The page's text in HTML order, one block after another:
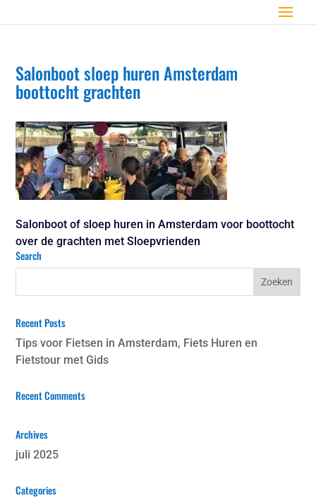
Salonboot sloep huren Amsterdam
boottocht grachten
Salonboot of sloep huren in Amsterdam voor boottocht
over de grachten met Sloepvrienden
Search
Recent Posts
Tips voor Fietsen in Amsterdam, Fiets Huren en
Fietstour met Gids
Recent Comments
Archives
juli 2025
Categories